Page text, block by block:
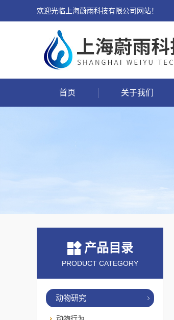
欢迎光临上海蔚雨科技有限公司网站！
首页 关于我们
产品目录
PRODUCT CATEGORY
动物研究